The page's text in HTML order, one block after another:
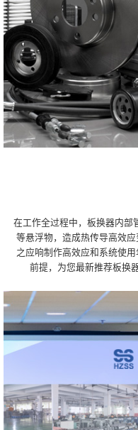
在工作全过程中，板换器内部
等悬浮物，造成热传导高效
之应响制作高效应和系统使
前提，为您最新推荐板换